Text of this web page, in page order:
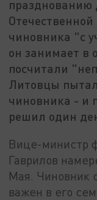
чиновника "с
он занимает в
посчитали
Литовцы
чиновника - и
решил один
Вице-министр
Гаврилов
Мая. Чиновник
важен в его